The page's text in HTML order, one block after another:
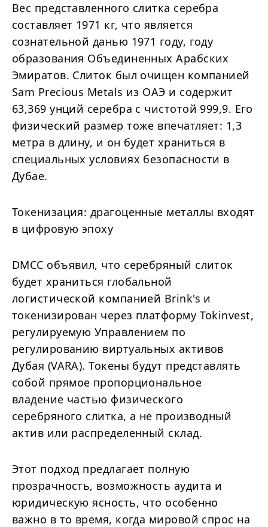
Вес представленного слитка серебра
составляет 1971 кг, что является
сознательной данью 1971 году, году
образования Объединенных Арабских
Эмиратов. Слиток был очищен компанией
Sam Precious Metals из ОАЭ и содержит
63,369 унций серебра с чистотой 999,9. Его
физический размер тоже впечатляет: 1,3
метра в длину, и он будет храниться в
специальных условиях безопасности в
Дубае.
Токенизация: драгоценные металлы входят
в цифровую эпоху
DMCC объявил, что серебряный слиток
будет храниться глобальной
логистической компанией Brink's и
токенизирован через платформу Tokinvest,
регулируемую Управлением по
регулированию виртуальных активов
Дубая (VARA). Токены будут представлять
собой прямое пропорциональное
владение частью физического
серебряного слитка, а не производный
актив или распределенный склад.
Этот подход предлагает полную
прозрачность, возможность аудита и
юридическую ясность, что особенно
важно в то время, когда мировой спрос на